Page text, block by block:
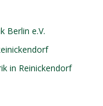
Berlin e.V.
in Reinickendorf